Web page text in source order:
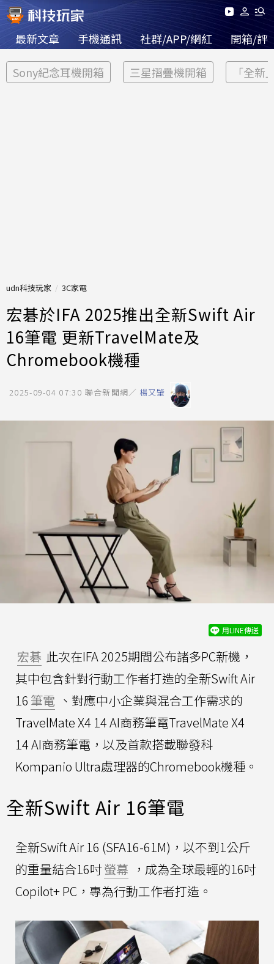
最新文章 手機通訊 社群/APP/網紅 開箱/評
Sony紀念耳機開箱 三星摺疊機開箱 「全新
udn科技玩家 3C家電
宏碁於IFA 2025推出全新Swift Air
16筆電 更新TravelMate及
Chromebook機種
2025-09-04 07:30 聯合新聞網／ 楊又肇
用LINE傳送
宏碁 此次在IFA 2025期間公布諸多PC新機，
其中包含針對行動工作者打造的全新Swift Air
16 筆電 、對應中小企業與混合工作需求的
TravelMate X4 14 AI商務筆電TravelMate X4
14 AI商務筆電，以及首款搭載聯發科
Kompanio Ultra處理器的Chromebook機種。
全新Swift Air 16筆電
全新Swift Air 16 (SFA16-61M)，以不到1公斤
的重量結合16吋螢幕 ，成為全球最輕的16吋
Copilot+ PC，專為行動工作者打造。